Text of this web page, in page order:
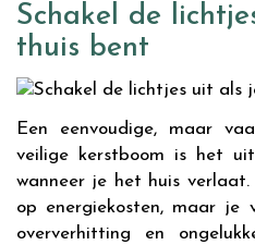
Schakel de
thuis bent
Een eenvoudige, maar
veilige kerstboom is het
wanneer je het huis
op energiekosten, maar je
oververhitting en